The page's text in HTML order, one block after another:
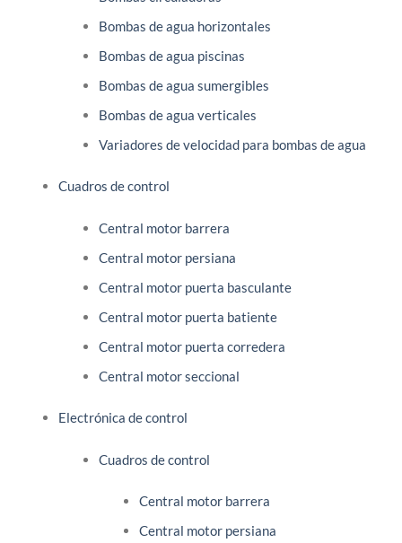
Bombas de agua horizontales
Bombas de agua piscinas
Bombas de agua sumergibles
Bombas de agua verticales
Variadores de velocidad para bombas de agua
Cuadros de control
Central motor barrera
Central motor persiana
Central motor puerta basculante
Central motor puerta batiente
Central motor puerta corredera
Central motor seccional
Electrónica de control
Cuadros de control
Central motor barrera
Central motor persiana